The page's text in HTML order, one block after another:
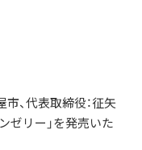
、代表取締役：征矢
ゼリー」を発売いた